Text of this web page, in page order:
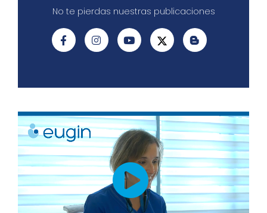
No te pierdas nuestras publicaciones